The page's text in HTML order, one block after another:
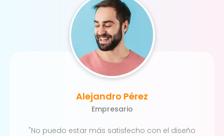
"No puedo estar más satisfecho con el diseño
Alejandro Pérez
Empresario